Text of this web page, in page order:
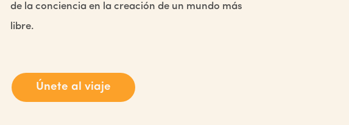
de la conciencia en la creación de un mundo más
libre.
Únete al viaje